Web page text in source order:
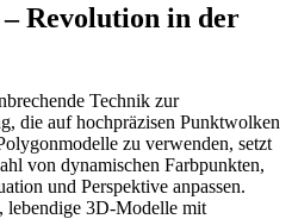
Revolution in der
Technik zur
die auf hochpräzisen Punktwolken
zu verwenden, setzt
von dynamischen Farbpunkten,
und Perspektive anpassen.
lebendige 3D-Modelle mit